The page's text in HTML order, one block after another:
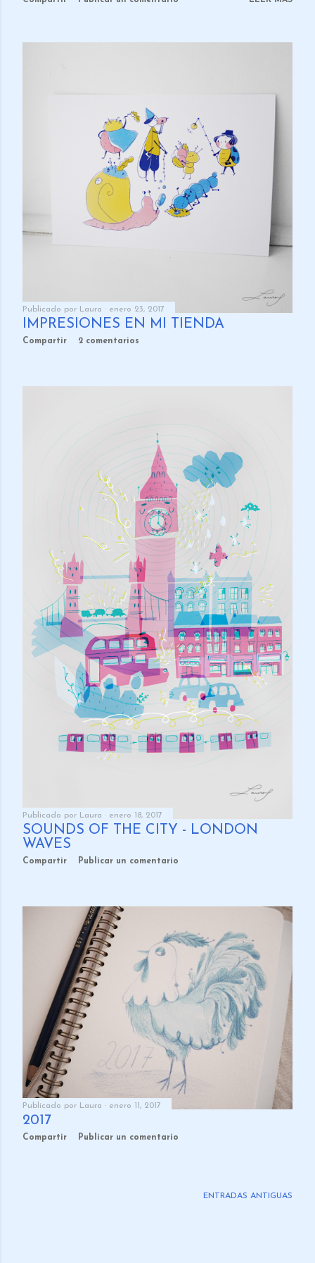
Publicado por Laura enero 23, 2017
IMPRESIONES EN MI TIENDA
Compartir 2 comentarios
Publicado por Laura enero 18, 2017
SOUNDS OF THE CITY - LONDON
WAVES
Compartir Publicar un comentario
Publicado por Laura enero 11, 2017
2017
Compartir Publicar un comentario
ENTRADAS ANTIGUAS